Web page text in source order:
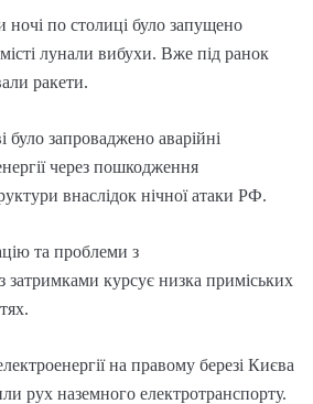
ночі по столиці було запущено
лунали вибухи. Вже під ранок
ракети.
було запроваджено аварійні
через пошкодження
внаслідок нічної атаки РФ.
та проблеми з
затримками курсує низка приміських
на правому березі Києва
рух наземного електротранспорту.